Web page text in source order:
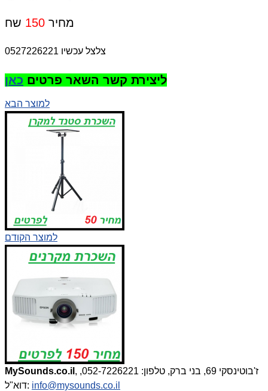
מחיר 150
ליצירת קשר השאר פרטים כאן
למוצר הבא
למוצר הקודם
MySounds.co.il , ז'בוטינסקי 69, בני ברק, טלפון: 052-7226221,
דוא"ל: info@mysounds.co.il